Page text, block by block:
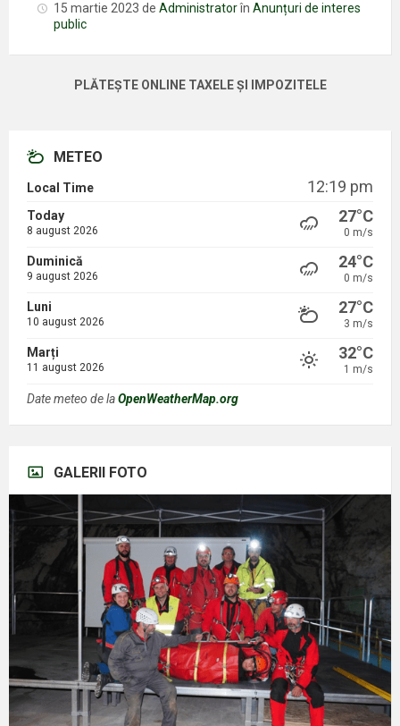
15 martie 2023 de Administratorîn Anunțuri de interes
public
PLĂTEȘTE ONLINE TAXELE ȘI IMPOZITELE
METEO
Local Time 12:19 pm
Today
8 august 2026
27°C
0 m/s
Duminică
9 august 2026
24°C
0 m/s
Luni
10 august 2026
27°C
3 m/s
Marți
11 august 2026
32°C
1 m/s
Date meteo de laOpenWeatherMap.org
GALERII FOTO